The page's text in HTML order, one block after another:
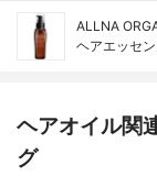
ALLNA
ヘアエッセン
ヘアオイル関
グ